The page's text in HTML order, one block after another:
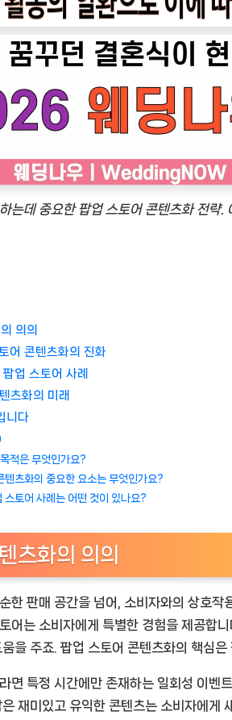
는데 중요한 팝업 스토어 콘텐츠화 전략
의의
어 콘텐츠화의 진화
업 스토어 사례
츠화의 미래
니다
적은 무엇인가요?
텐츠화의 중요한 요소는 무엇인가요?
스토어 사례는 어떤 것이 있나요?
츠화의 의의
한 판매 공간을 넘어, 소비자와의 상호작
어는 소비자에게 특별한 경험을 제공합
을 주죠. 팝업 스토어 콘텐츠화의 핵심
면 특정 시간에만 존재하는 일회성 이벤
재미있고 유익한 콘텐츠는 소비자에게